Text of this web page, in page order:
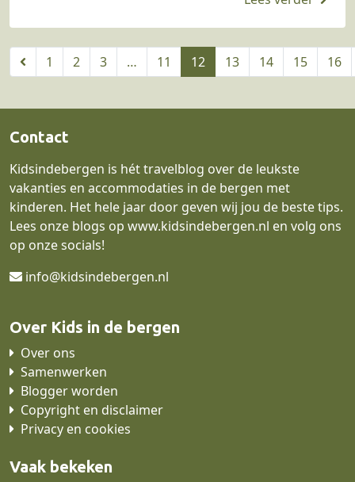
1 2 3 … 11 12 13 14 15 16
Contact
Kidsindebergen is hét travelblog over de leukste
vakanties en accommodaties in de bergen met
kinderen. Het hele jaar door geven wij jou de beste tips.
Lees onze blogs op www.kidsindebergen.nl en volg ons
op onze socials!
info@kidsindebergen.nl
Over Kids in de bergen
Over ons
Samenwerken
Blogger worden
Copyright en disclaimer
Privacy en cookies
Vaak bekeken